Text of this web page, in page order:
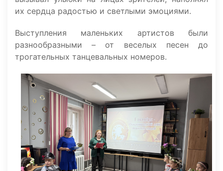
их сердца радостью и светлыми эмоциями.
Выступления маленьких артистов были
разнообразными – от веселых песен до
трогательных танцевальных номеров.